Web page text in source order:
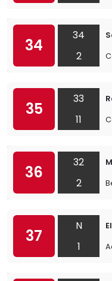
34
34
2
35
33
11
36
32
2
37
N
1